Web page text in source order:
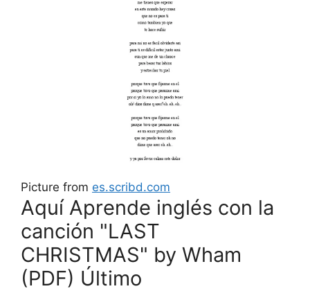
Picture from es.scribd.com
Aquí Aprende inglés con la
canción "LAST
CHRISTMAS" by Wham
(PDF) Último